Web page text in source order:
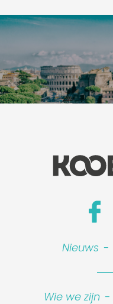
Nieuws -
Wie we zijn -